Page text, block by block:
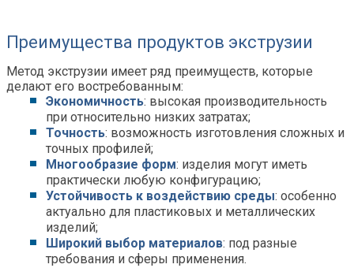
Преимущества продуктов экструзии
Метод экструзии имеет ряд преимуществ, которые
делают его востребованным:
Экономичность: высокая производительность
при относительно низких затратах;
Точность: возможность изготовления сложных и
точных профилей;
Многообразие форм: изделия могут иметь
практически любую конфигурацию;
Устойчивость к воздействию среды: особенно
актуально для пластиковых и металлических
изделий;
Широкий выбор материалов: под разные
требования и сферы применения.